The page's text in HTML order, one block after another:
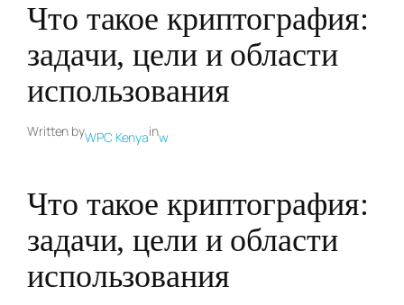
Что такое криптография:
задачи, цели и области
использования
Written byWPC Kenyainw
Что такое криптография:
задачи, цели и области
использования